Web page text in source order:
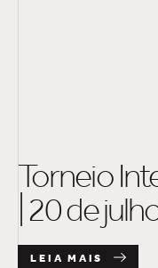
Torneio
| 20 de
LEIA MAIS